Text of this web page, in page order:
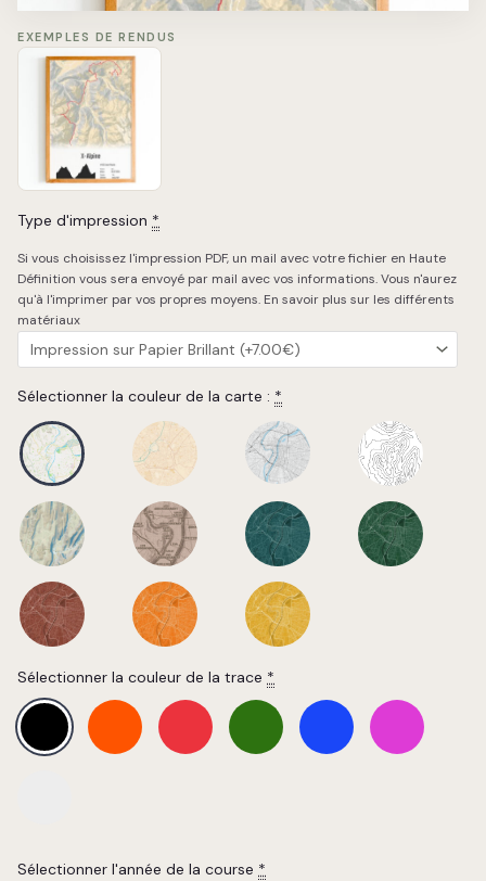
Chargement de la carte…
EXEMPLES DE RENDUS
Type d'impression *
Si vous choisissez l'impression PDF, un mail avec votre fichier en Haute
Définition vous sera envoyé par mail avec vos informations. Vous n'aurez
qu'à l'imprimer par vos propres moyens. En savoir plus sur les différents
matériaux
Sélectionner la couleur de la carte : *
Sélectionner la couleur de la trace *
Sélectionner l'année de la course *